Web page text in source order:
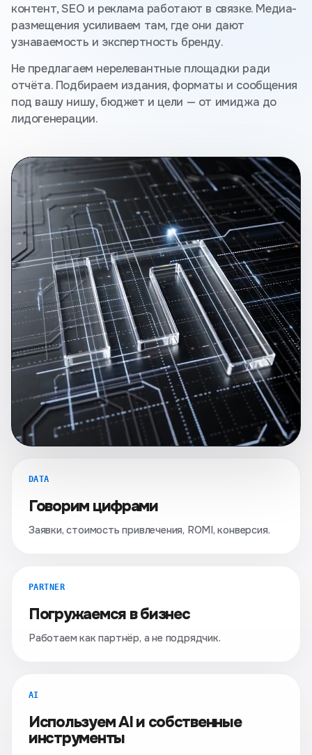
контент, SEO и реклама работают в связке. Медиа-
размещения усиливаем там, где они дают
узнаваемость и экспертность бренду.
Не предлагаем нерелевантные площадки ради
отчёта. Подбираем издания, форматы и сообщения
под вашу нишу, бюджет и цели — от имиджа до
лидогенерации.
DATA
Говорим цифрами
Заявки, стоимость привлечения, ROMI, конверсия.
PARTNER
Погружаемся в бизнес
Работаем как партнёр, а не подрядчик.
AI
Используем AI и собственные
инструменты